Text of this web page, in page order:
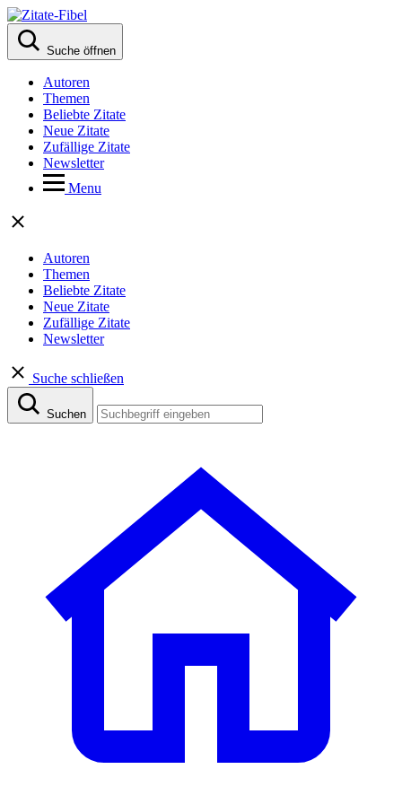
Suche öffnen
Autoren
Themen
Beliebte Zitate
Neue Zitate
Zufällige Zitate
Newsletter
Menu
Autoren
Themen
Beliebte Zitate
Neue Zitate
Zufällige Zitate
Newsletter
Suche schließen
Suchen